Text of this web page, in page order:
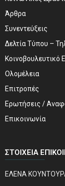
Άρθρα
Συνεντεύξεις
Δελτία Τύπου –
Κοινοβουλευτικό
Ολομέλεια
Επιτροπές
Ερωτήσεις /
Επικοινωνία
ΣΤΟΙΧΕΊΑ
ΕΛΕΝΑ